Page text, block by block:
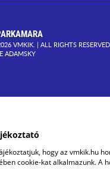
hogy az vmkik.hu
cookie-kat alkalmazunk. A
VMKIK. | ALL RIGHTS
ADAMSKY